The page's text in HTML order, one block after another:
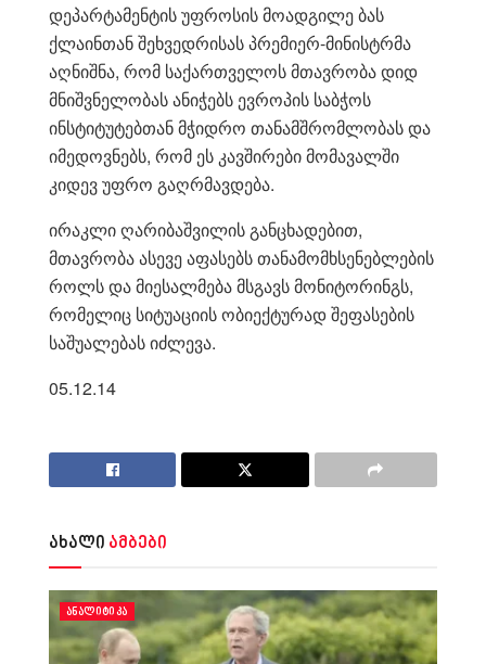
დეპარტამენტის უფროსის მოადგილე ბას
ქლაინთან შეხვედრისას პრემიერ-მინისტრმა
აღნიშნა, რომ საქართველოს მთავრობა დიდ
მნიშვნელობას ანიჭებს ევროპის საბჭოს
ინსტიტუტებთან მჭიდრო თანამშრომლობას და
იმედოვნებს, რომ ეს კავშირები მომავალში
კიდევ უფრო გაღრმავდება.
ირაკლი ღარიბაშვილის განცხადებით,
მთავრობა ასევე აფასებს თანამომხსენებლების
როლს და მიესალმება მსგავს მონიტორინგს,
რომელიც სიტუაციის ობიექტურად შეფასების
საშუალებას იძლევა.
05.12.14
ახალი ამბები
ᲐᲜᲐᲚᲘᲢᲘᲙᲐ